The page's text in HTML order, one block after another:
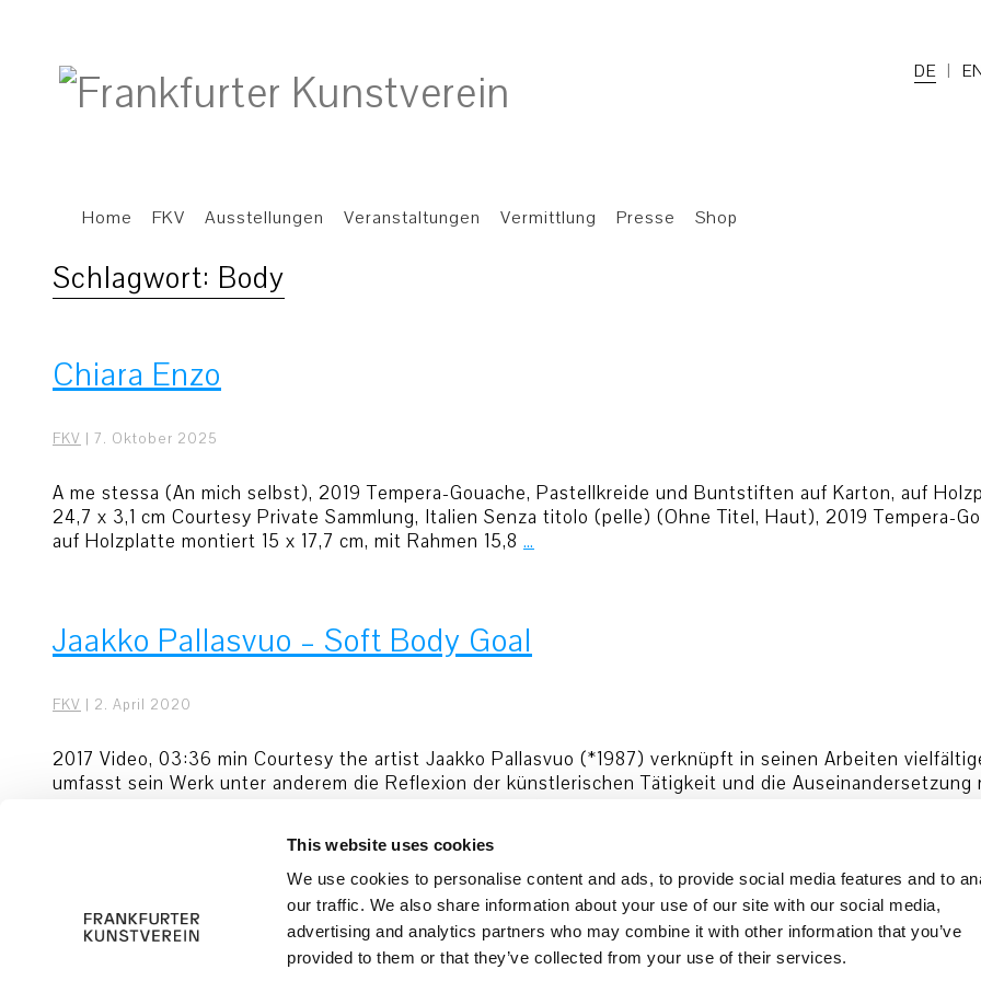
This website uses cookies
We use cookies to personalise content and ads, to provide social media features and to
our traffic. We also share information about your use of our site with our social media,
advertising and analytics partners who may combine it with other information that you’ve
provided to them or that they’ve collected from your use of their services.
DE
Home FKV Ausstellungen Veranstaltungen Vermittlung Presse Shop
Schlagwort: Body
Chiara Enzo
FKV | 7. Oktober 2025
A me stessa (An mich selbst), 2019 Tempera-Gouache, Pastellkreide und Buntstiften auf Karton, auf
24,7 x 3,1 cm Courtesy Private Sammlung, Italien Senza titolo (pelle) (Ohne Titel, Haut), 2019 Tempera-
auf Holzplatte montiert 15 x 17,7 cm, mit Rahmen 15,8 …
Jaakko Pallasvuo – Soft Body Goal
FKV | 2. April 2020
2017 Video, 03:36 min Courtesy the artist Jaakko Pallasvuo (*1987) verknüpft in seinen Arbeiten
umfasst sein Werk unter anderem die Reflexion der künstlerischen Tätigkeit und die
© 2026 Frankfurter Kunstverein Impressum Datenschutz Cookie Policy